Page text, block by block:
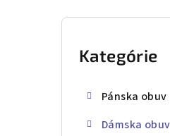
B
Preskočiť
kategórie
Kategórie
Pánska obuv
Dámska obuv